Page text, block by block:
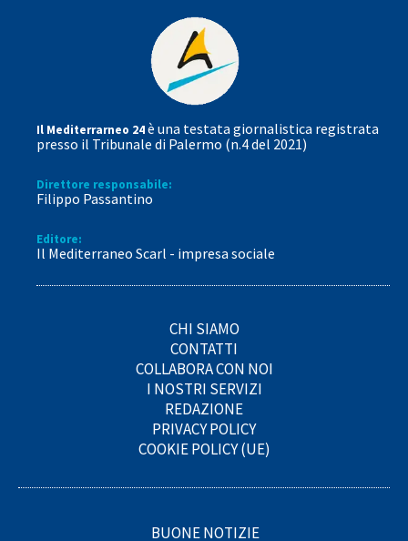
Il Mediterrarneo 24è una testata giornalistica registrata
presso il Tribunale di Palermo (n.4 del 2021)
Direttore responsabile:
Filippo Passantino
Editore:
Il Mediterraneo Scarl - impresa sociale
CHI SIAMO
CONTATTI
COLLABORA CON NOI
I NOSTRI SERVIZI
REDAZIONE
PRIVACY POLICY
COOKIE POLICY (UE)
BUONE NOTIZIE